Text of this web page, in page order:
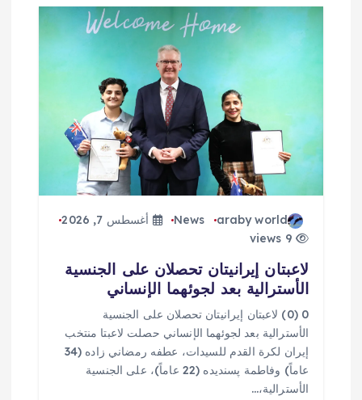
araby world
News
أغسطس 7, 2026
9 views
لاعبتان إيرانيتان تحصلان على الجنسية
الأسترالية بعد لجوئهما الإنساني
0 (0) لاعبتان إيرانيتان تحصلان على الجنسية
الأسترالية بعد لجوئهما الإنساني حصلت لاعبتا منتخب
إيران لكرة القدم للسيدات، عطفه رمضاني زاده (34
عاماً) وفاطمة پسنديده (22 عاماً)، على الجنسية
الأسترالية،…